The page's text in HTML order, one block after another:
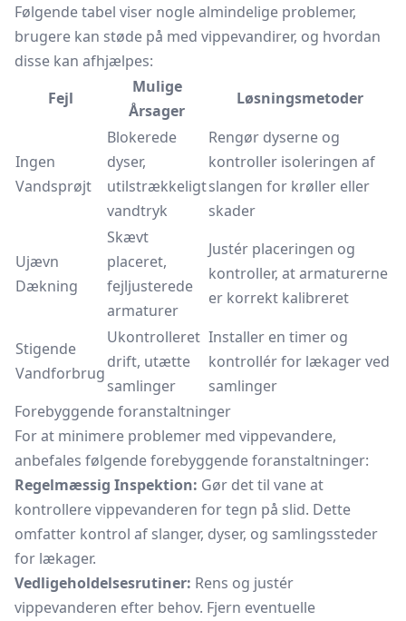
Følgende tabel viser nogle almindelige problemer,
brugere kan støde på med vippevandirer, og hvordan
disse kan afhjælpes:
Fejl
Mulige
Årsager
Løsningsmetoder
Ingen
Vandsprøjt
Blokerede
dyser,
utilstrækkeligt
vandtryk
Rengør dyserne og
kontroller isoleringen af
slangen for krøller eller
skader
Ujævn
Dækning
Skævt
placeret,
fejljusterede
armaturer
Justér placeringen og
kontroller, at armaturerne
er korrekt kalibreret
Stigende
Vandforbrug
Ukontrolleret
drift, utætte
samlinger
Installer en timer og
kontrollér for lækager ved
samlinger
Forebyggende foranstaltninger
For at minimere problemer med vippevandere,
anbefales følgende forebyggende foranstaltninger:
Regelmæssig Inspektion: Gør det til vane at
kontrollere vippevanderen for tegn på slid. Dette
omfatter kontrol af slanger, dyser, og samlingssteder
for lækager.
Vedligeholdelsesrutiner: Rens og justér
vippevanderen efter behov. Fjern eventuelle